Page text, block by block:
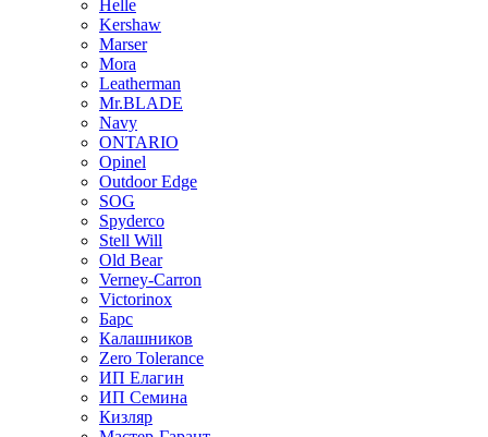
Helle
Kershaw
Marser
Mora
Leatherman
Mr.BLADE
Navy
ONTARIO
Opinel
Outdoor Edge
SOG
Spyderco
Stell Will
Old Bear
Verney-Carron
Victorinox
Барс
Калашников
Zero Tolerance
ИП Елагин
ИП Семина
Кизляр